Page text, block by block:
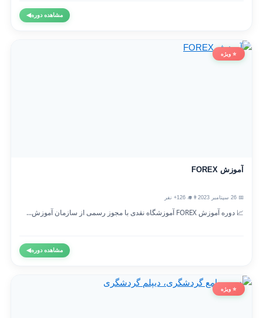
مشاهده دوره◀
⭐ ویژه
آموزش FOREX
👨‍🎓 126+ نفر
📈 دوره آموزش FOREX آموزشگاه نقدی با مجوز رسمی از سازمان آموزش...
مشاهده دوره◀
⭐ ویژه